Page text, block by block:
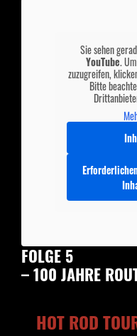
Sie sehen
YouTube.
zuzugreifen,
Bitte
FOLGE 5
– 100 JAHRE
HOT ROD